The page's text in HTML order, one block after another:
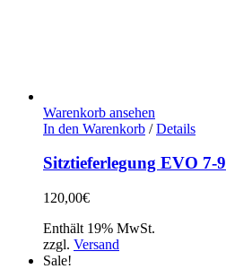
Warenkorb ansehen
In den Warenkorb / Details
Sitztieferlegung EVO 7-9
120,00€
Enthält 19% MwSt.
zzgl. Versand
Sale!